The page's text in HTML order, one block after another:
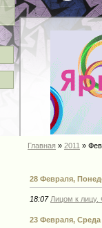
Главная » 2011 »
28 Февраля,
18:07 Лицом к
23 Февраля, Среда